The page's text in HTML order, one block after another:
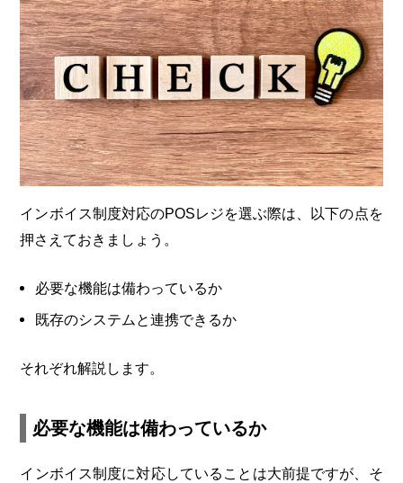
インボイス制度対応のPOSレジを選ぶ際は、以下の点を
押さえておきましょう。
必要な機能は備わっているか
既存のシステムと連携できるか
それぞれ解説します。
必要な機能は備わっているか
インボイス制度に対応していることは大前提ですが、そ